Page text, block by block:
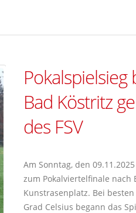
Pokalspielsieg
Bad Köstritz
des FSV
Am Sonntag, den
zum Pokalviertelfinale nach
Kunstrasenplatz. Bei
Grad Celsius begann das